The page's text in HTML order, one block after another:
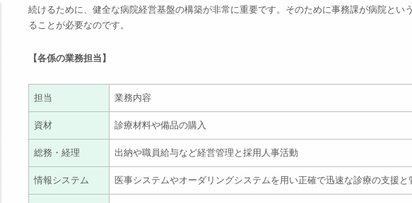
続けるために、健全な病院経営基盤の構築が非常に重要です。そのために事務課が病院とい
ることが必要なのです。
【各係の業務担当】
担当 業務内容
資材 診療材料や備品の購入
総務・経理 出納や職員給与など経営管理と採用人事活動
情報システム 医事システムやオーダリングシステムを用い正確で迅速な診療の支援と